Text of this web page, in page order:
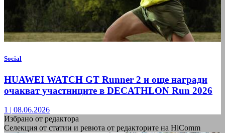
Social
HUAWEI WATCH GT Runner 2 и още награди
очакват участниците в DECATHLON Run 2026
1 | 08.06.2026
Избрано от редактора
Селекция от статии и ревюта от редакторите на HiComm